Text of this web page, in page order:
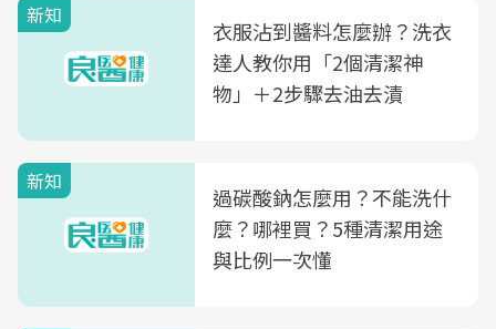
新知
衣服沾到醬料怎麼辦？洗衣
達人教你用「2個清潔神
物」＋2步驟去油去漬
新知
過碳酸鈉怎麼用？不能洗什
麼？哪裡買？5種清潔用途
與比例一次懂